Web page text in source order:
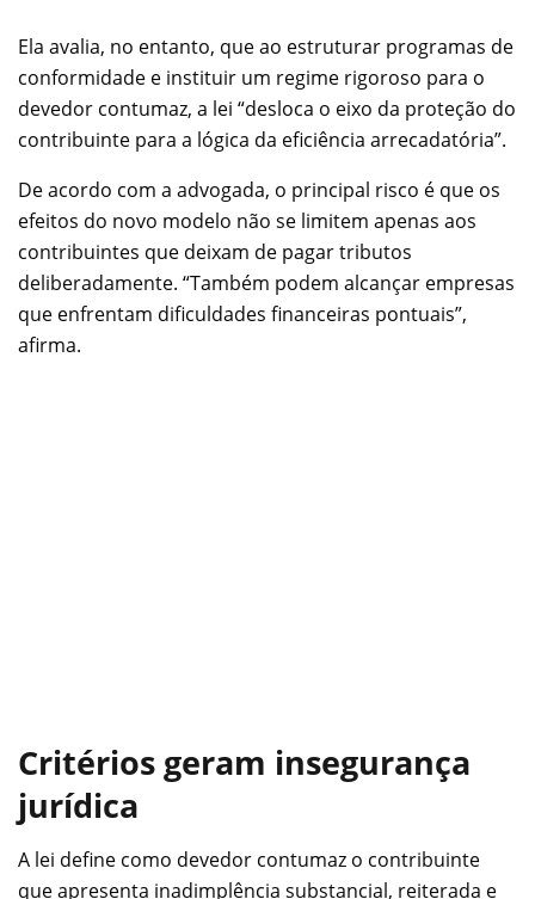
Ela avalia, no entanto, que ao estruturar programas de
conformidade e instituir um regime rigoroso para o
devedor contumaz, a lei “desloca o eixo da proteção do
contribuinte para a lógica da eficiência arrecadatória”.
De acordo com a advogada, o principal risco é que os
efeitos do novo modelo não se limitem apenas aos
contribuintes que deixam de pagar tributos
deliberadamente. “Também podem alcançar empresas
que enfrentam dificuldades financeiras pontuais”,
afirma.
Critérios geram insegurança
jurídica
A lei define como devedor contumaz o contribuinte
que apresenta inadimplência substancial, reiterada e